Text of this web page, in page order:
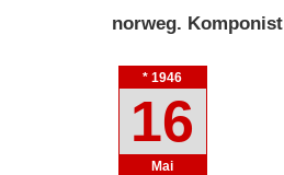
norweg. Komponist
* 1946
16
Mai